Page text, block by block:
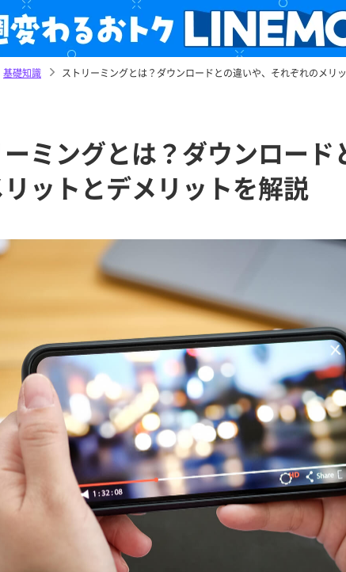
基礎知識 ストリーミングとは？ダウンロードとの違いや、それぞれのメリ
ミングとは？ダウンロード
ットとデメリットを解説